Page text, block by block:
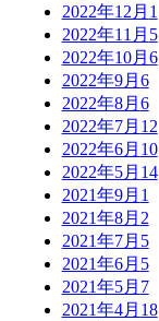
2022年12月 1
2022年11月 5
2022年10月 6
2022年9月 6
2022年8月 6
2022年7月 12
2022年6月 10
2022年5月 14
2021年9月 1
2021年8月 2
2021年7月 5
2021年6月 5
2021年5月 7
2021年4月 18